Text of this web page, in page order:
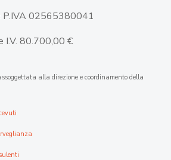
P.IVA 02565380041
I.V. 80.700,00 €
alla direzione e coordinamento della